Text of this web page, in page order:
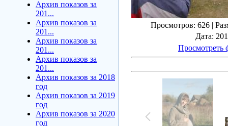
Архив показов за
201...
Архив показов за
201...
Архив показов за
201...
Архив показов за
201...
Архив показов за 2018
год
Архив показов за 2019
год
Архив показов за 2020
год
Просмотров: 626 |
Дата:
Просмотреть